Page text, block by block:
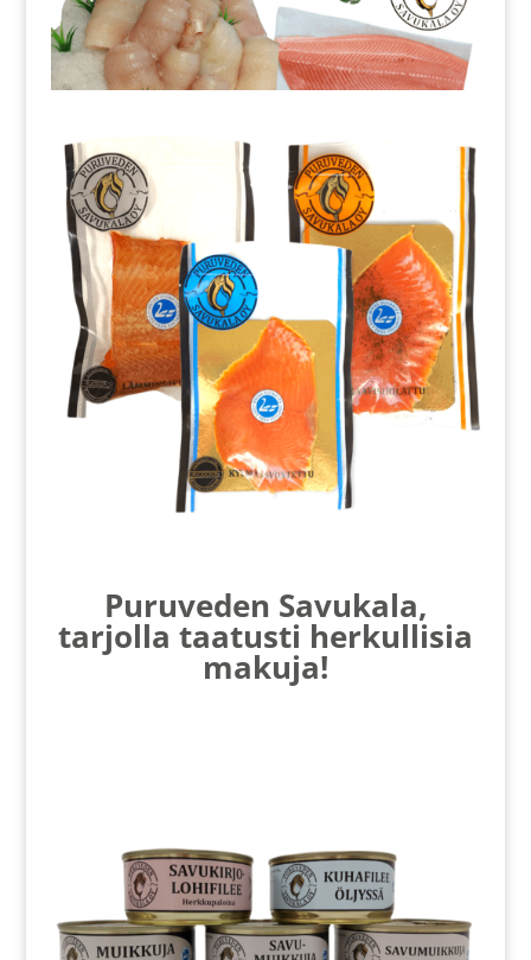
Puruveden Savukala,
tarjolla taatusti herkullisia
makuja!